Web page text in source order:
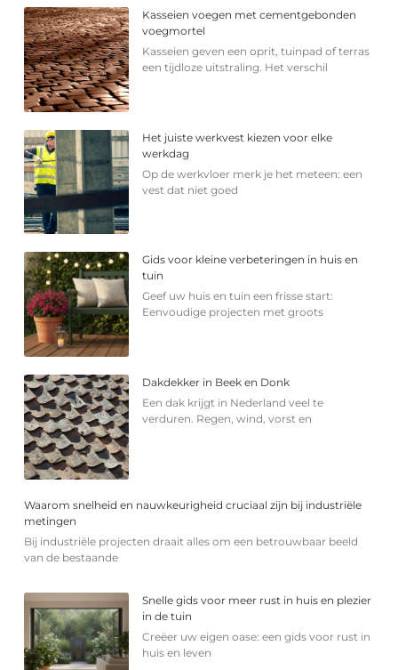
Kasseien voegen met cementgebonden
voegmortel
Kasseien geven een oprit, tuinpad of terras
een tijdloze uitstraling. Het verschil
Het juiste werkvest kiezen voor elke
werkdag
Op de werkvloer merk je het meteen: een
vest dat niet goed
Gids voor kleine verbeteringen in huis en
tuin
Geef uw huis en tuin een frisse start:
Eenvoudige projecten met groots
Dakdekker in Beek en Donk
Een dak krijgt in Nederland veel te
verduren. Regen, wind, vorst en
Waarom snelheid en nauwkeurigheid cruciaal zijn bij industriële
metingen
Bij industriële projecten draait alles om een betrouwbaar beeld
van de bestaande
Snelle gids voor meer rust in huis en plezier
in de tuin
Creëer uw eigen oase: een gids voor rust in
huis en leven